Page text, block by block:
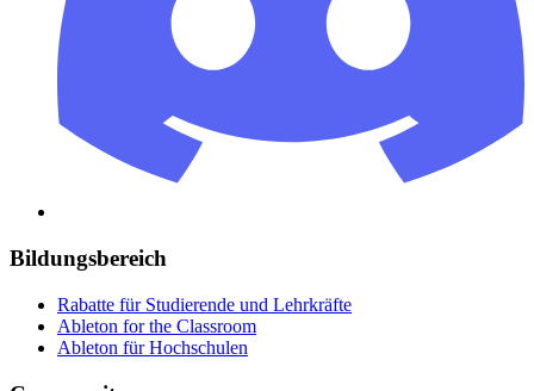
Bildungsbereich
Rabatte für Studierende und Lehrkräfte
Ableton for the Classroom
Ableton für Hochschulen